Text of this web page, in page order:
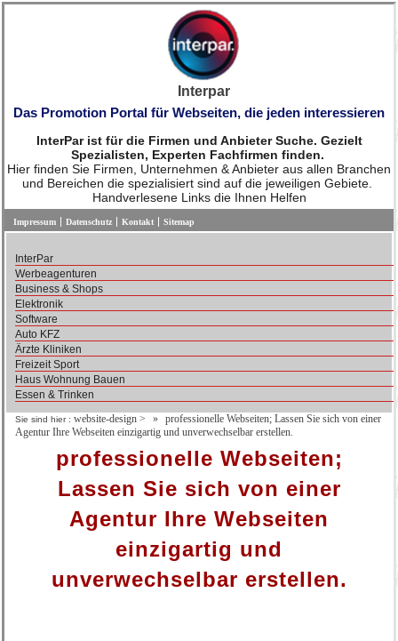
Interpar
Das Promotion Portal für Webseiten, die jeden interessieren
InterPar ist für die Firmen und Anbieter Suche. Gezielt
Spezialisten, Experten Fachfirmen finden.
Hier finden Sie Firmen, Unternehmen & Anbieter aus allen Branchen
und Bereichen die spezialisiert sind auf die jeweiligen Gebiete.
Handverlesene Links die Ihnen Helfen
Impressum Datenschutz Kontakt Sitemap
InterPar
Werbeagenturen
Business & Shops
Elektronik
Software
Auto KFZ
Ärzte Kliniken
Freizeit Sport
Haus Wohnung Bauen
Essen & Trinken
Sie sind hier : website-design >
professionelle Webseiten; Lassen Sie sich von einer
Agentur Ihre Webseiten einzigartig und unverwechselbar erstellen.
professionelle Webseiten;
Lassen Sie sich von einer
Agentur Ihre Webseiten
einzigartig und
unverwechselbar erstellen.